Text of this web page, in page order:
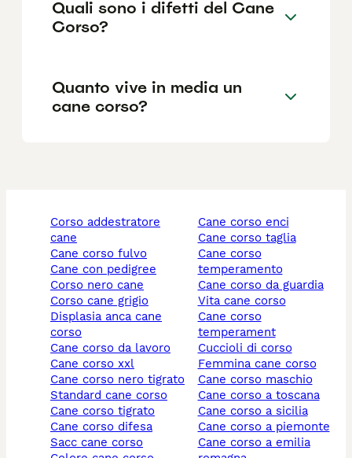
Quali sono i difetti del Cane
Corso?
Quanto vive in media un
cane corso?
corso addestratore
cane
cane corso fulvo
cane con pedigree
corso nero cane
corso cane grigio
displasia anca cane
corso
cane corso da lavoro
cane corso xxl
cane corso nero tigrato
standard cane corso
cane corso tigrato
cane corso difesa
sacc cane corso
cane corso enci
cane corso taglia
cane corso
temperamento
cane corso da guardia
vita cane corso
cane corso
temperament
cuccioli di corso
femmina cane corso
cane corso maschio
cane corso a toscana
cane corso a sicilia
cane corso a piemonte
cane corso a emilia